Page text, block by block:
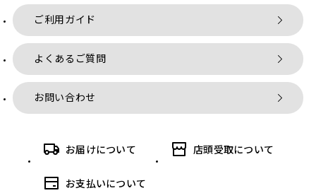
ご利用ガイド
よくあるご質問
お問い合わせ
お届けについて 店頭受取について
お支払いについて